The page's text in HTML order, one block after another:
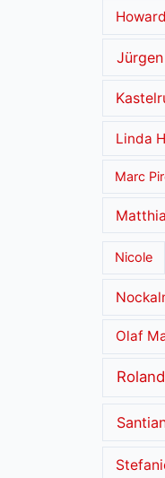
Linda
Marc
Nicole
Olaf